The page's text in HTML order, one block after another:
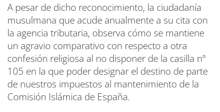
A pesar de dicho reconocimiento, la ciudadanía
musulmana que acude anualmente a su cita con
la agencia tributaria, observa cómo se mantiene
un agravio comparativo con respecto a otra
confesión religiosa al no disponer de la casilla nº
105 en la que poder designar el destino de parte
de nuestros impuestos al mantenimiento de la
Comisión Islámica de España.